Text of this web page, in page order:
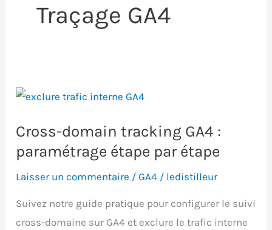
Traçage GA4
Cross-domain tracking GA4 :
paramétrage étape par étape
Laisser un commentaire /GA4 / ledistilleur
Suivez notre guide pratique pour configurer le suivi
cross-domaine sur GA4 et exclure le trafic interne